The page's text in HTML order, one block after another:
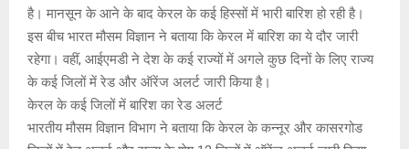
है। मानसून के आने के बाद केरल के कई हिस्सों में भारी बारिश हो रही है।
इस बीच भारत मौसम विज्ञान ने बताया कि केरल में बारिश का ये दौर जारी
रहेगा। वहीं, आईएमडी ने देश के कई राज्यों में अगले कुछ दिनों के लिए राज्य
के कई जिलों में रेड और ऑरेंज अलर्ट जारी किया है।
केरल के कई जिलों में बारिश का रेड अलर्ट
भारतीय मौसम विज्ञान विभाग ने बताया कि केरल के कन्नूर और कासरगोड